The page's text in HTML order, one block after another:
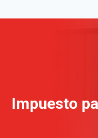
Impuesto